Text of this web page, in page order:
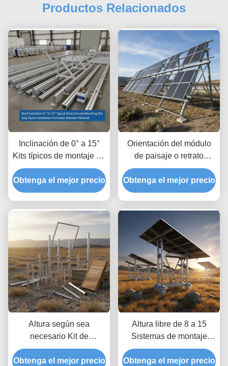
Productos Relacionados
Inclinación de 0° a 15°
Kits típicos de montaje en
tierra para paneles
solares Instalación fácil y
rápida Material resistente
Obtenga el mejor precio
Orientación del módulo
de paisaje o retrato
Sistemas de montaje en
tierra de paneles solares
con espacio libre hasta
altura de 8 a 15 pies
típico
Obtenga el mejor precio
Altura según sea
necesario Kit de
instalación en tierra de
paneles solares que
Obtenga el mejor precio
Altura libre de 8 a 15
Sistemas de montaje
solar terrestre
optimizados para cargas
Obtenga el mejor precio